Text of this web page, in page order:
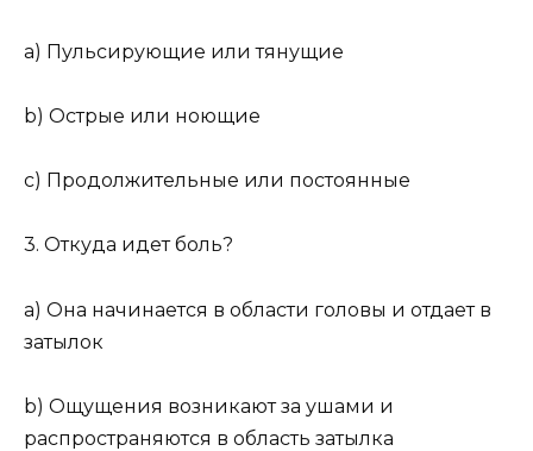
a) Пульсирующие или тянущие
b) Острые или ноющие
c) Продолжительные или постоянные
3. Откуда идет боль?
a) Она начинается в области головы и отдает в
затылок
b) Ощущения возникают за ушами и
распространяются в область затылка